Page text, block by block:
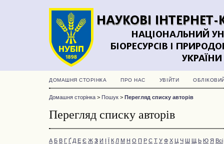
ДОМАШНЯ СТОРІНКА ПРО НАС УВІЙТИ
Домашня сторінка > Пошук > Перегляд списку авторів
Перегляд списку авторів
А Б В Г Ґ Д Е Є Ж З И І Ї К Л М Н О П Р С Т У Ф Х Ц Ч Ш Щ Ь Ю Я Всі